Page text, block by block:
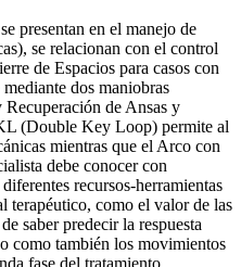
presentan en el manejo de
se relacionan con el control
de Espacios para casos con
dos maniobras
de Ansas y
(Double Key Loop) permite al
mientras que el Arco con
debe conocer con
recursos-herramientas
terapéutico, como el valor de las
saber predecir la respuesta
como también los movimientos